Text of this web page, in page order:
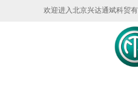
欢迎进入北京兴达通斌科贸